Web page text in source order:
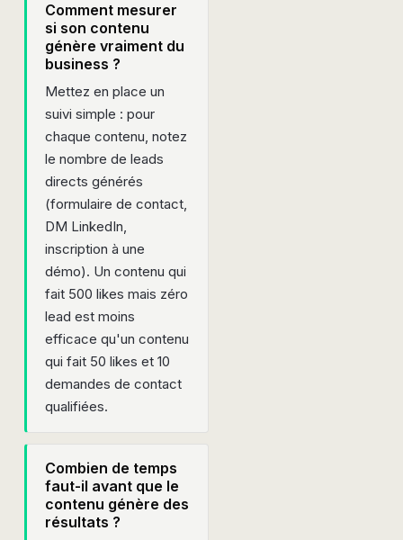
Comment mesurer
si son contenu
génère vraiment du
business ?
Mettez en place un
suivi simple : pour
chaque contenu, notez
le nombre de leads
directs générés
(formulaire de contact,
DM LinkedIn,
inscription à une
démo). Un contenu qui
fait 500 likes mais zéro
lead est moins
efficace qu'un contenu
qui fait 50 likes et 10
demandes de contact
qualifiées.
Combien de temps
faut-il avant que le
contenu génère des
résultats ?